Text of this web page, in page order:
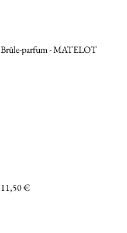
Brûle-parfum - MATELOT
11,50 €